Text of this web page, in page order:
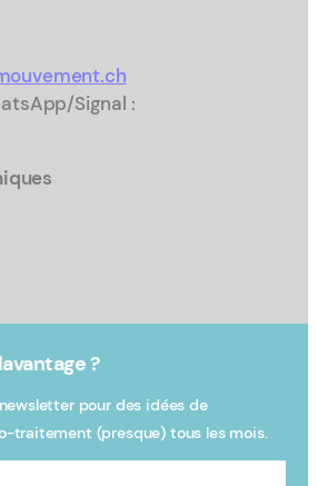
Signal :
?
pour des idées de
traitement (presque) tous les mois.